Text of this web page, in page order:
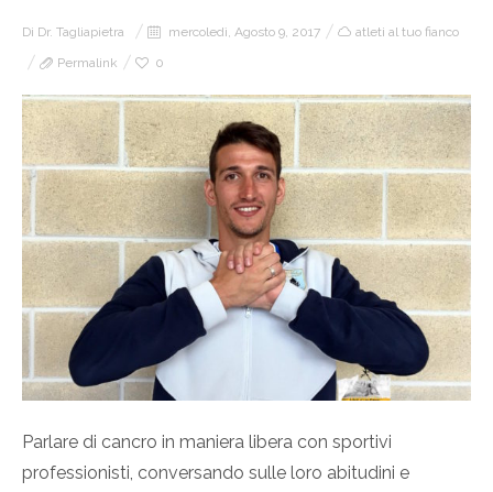
Di Dr. Tagliapietra mercoledì, Agosto 9, 2017
atleti al tuo fianco
Permalink
0
Parlare di cancro in maniera libera con sportivi
professionisti, conversando sulle loro abitudini e